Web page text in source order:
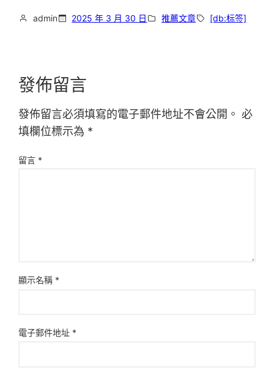
admin 2025 年 3 月 30 日 推薦文章 [db:标签]
發佈留言
發佈留言必須填寫的電子郵件地址不會公開。 必
填欄位標示為 *
留言 *
顯示名稱 *
電子郵件地址 *